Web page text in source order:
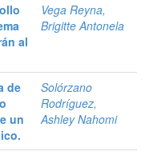
al
Vega Reyna,
Brigitte Antonela
de
un
Solórzano
Rodríguez,
Ashley Nahomi